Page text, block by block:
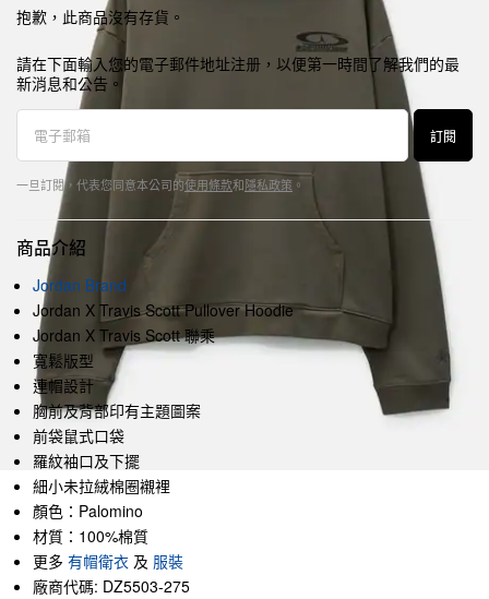
抱歉，此商品沒有存貨。
請在下面輸入您的電子郵件地址注册，以便第一時間了解我們的最
新消息和公告。
訂閱
一旦訂閱，代表您同意本公司的使用條款和隱私政策 。
商品介紹
Jordan Brand
Jordan X Travis Scott Pullover Hoodie
Jordan X Travis Scott 聯乘
寬鬆版型
連帽設計
胸前及背部印有主題圖案
前袋鼠式口袋
羅紋袖口及下擺
細小未拉絨棉圈襯裡
顏色：Palomino
材質：100%棉質
更多 有帽衛衣 及 服裝
廠商代碼: DZ5503-275